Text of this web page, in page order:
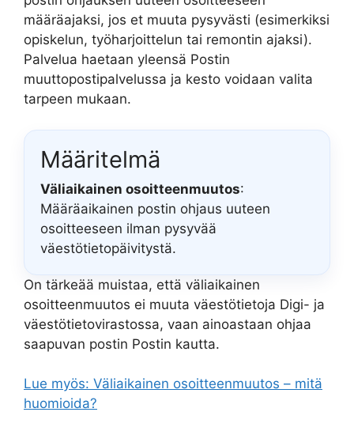
määräajaksi, jos et muuta pysyvästi (esimerkiksi
opiskelun, työharjoittelun tai remontin ajaksi).
Palvelua haetaan yleensä Postin
muuttopostipalvelussa ja kesto voidaan valita
tarpeen mukaan.
Määritelmä
Väliaikainen osoitteenmuutos:
Määräaikainen postin ohjaus uuteen
osoitteeseen ilman pysyvää
väestötietopäivitystä.
On tärkeää muistaa, että väliaikainen
osoitteenmuutos ei muuta väestötietoja Digi- ja
väestötietovirastossa, vaan ainoastaan ohjaa
saapuvan postin Postin kautta.
Lue myös: Väliaikainen osoitteenmuutos – mitä
huomioida?